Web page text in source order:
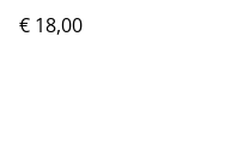
€ 18,00